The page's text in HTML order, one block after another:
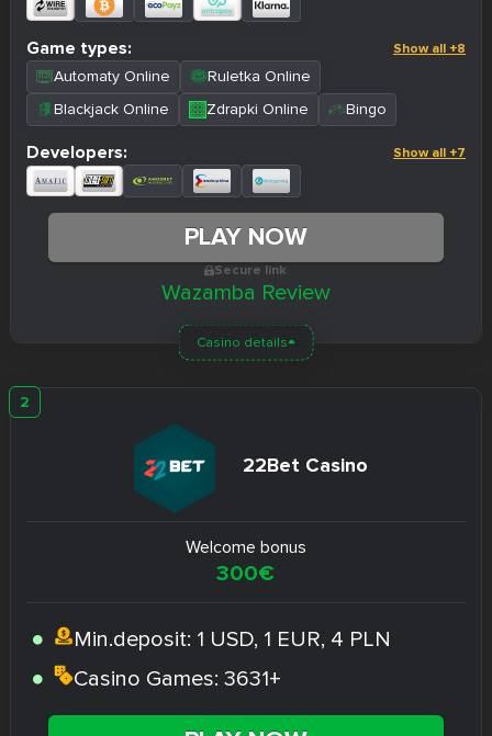
Game types: Show all +8
Automaty Online
Ruletka Online
Blackjack Online
Zdrapki Online Bingo
Developers: Show all +7
PLAY NOW
Secure link
Wazamba Review
Casino details
22Bet Casino
Welcome bonus
300€
Min.deposit: 1 USD, 1 EUR, 4 PLN
Casino Games: 3631+